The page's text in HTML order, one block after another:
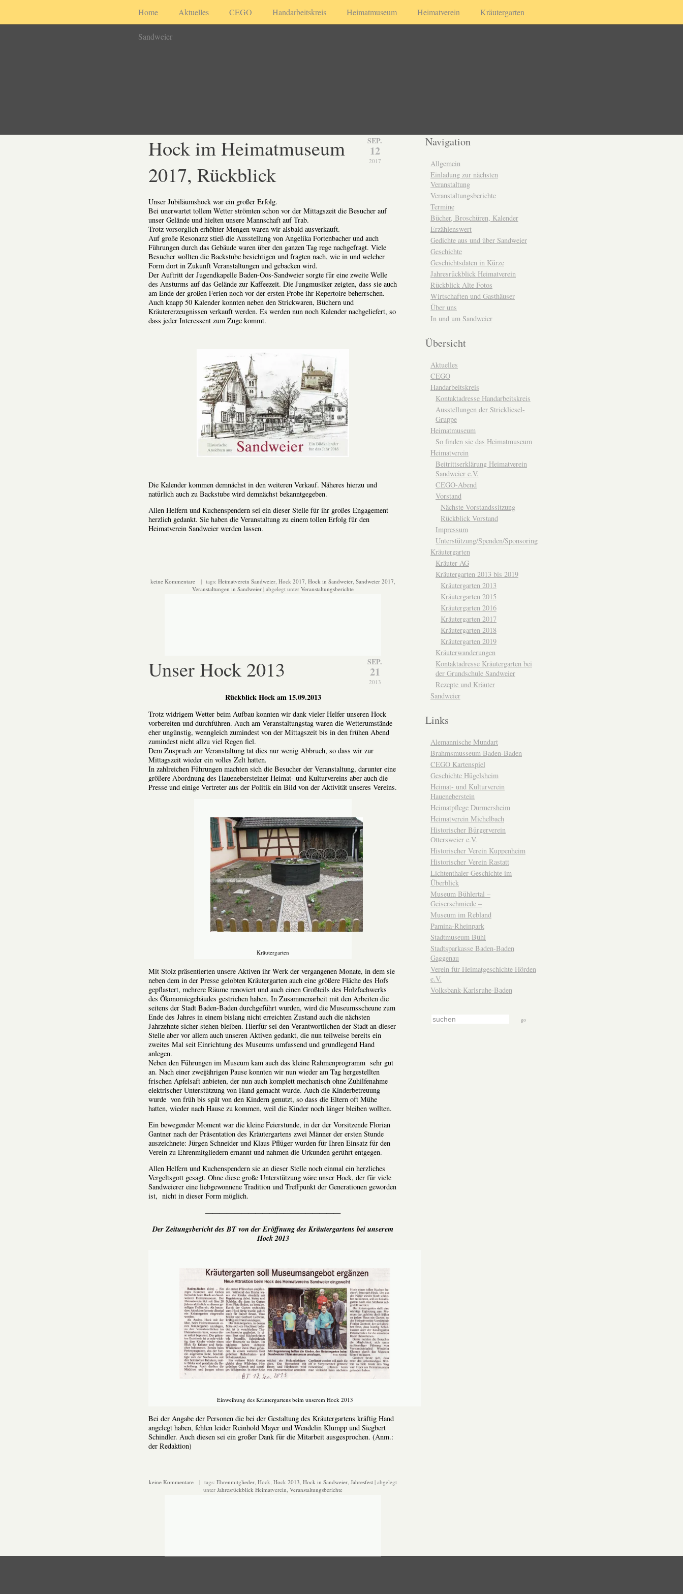
Home Aktuelles CEGO Handarbeitskreis Heimatmuseum Heimatverein Kräutergarten
Sandweier
SEP.
12
2017
Hock im Heimatmuseum
2017, Rückblick
Unser Jubiläumshock war ein großer Erfolg.
Bei unerwartet tollem Wetter strömten schon vor der Mittagszeit die Besucher auf
unser Gelände und hielten unsere Mannschaft auf Trab.
Trotz vorsorglich erhöhter Mengen waren wir alsbald ausverkauft.
Auf große Resonanz stieß die Ausstellung von AngelikaFortenbacher und auch
Führungen durch das Gebäude waren über den ganzen Tag rege nachgefragt. Viele
Besucher wollten die Backstube besichtigen und fragten nach, wie in und welcher
Form dort in Zukunft Veranstaltungen und gebacken wird.
Der Auftritt der Jugendkapelle Baden-Oos-Sandweier sorgte für eine zweite Welle
des Ansturms auf das Gelände zur Kaffeezeit. Die Jungmusiker zeigten, dass sie auch
am Ende der großen Ferien noch vor der ersten Probe ihr Repertoire beherrschen.
Auch knapp 50 Kalender konnten neben den Strickwaren, Büchern und
Kräutererzeugnissen verkauft werden. Es werden nun noch Kalender nachgeliefert, so
dass jeder Interessent zum Zuge kommt.
Die Kalender kommen demnächst in den weiteren Verkauf. Näheres hierzu und
natürlich auch zu Backstube wird demnächst bekanntgegeben.
Allen Helfern und Kuchenspendern sei ein dieser Stelle für ihr großes Engagement
herzlich gedankt. Sie haben die Veranstaltung zu einem tollen Erfolg für den
Heimatverein Sandweier werden lassen.
keine Kommentare | tags: Heimatverein Sandweier, Hock 2017, Hock in Sandweier, Sandweier 2017,
Veranstaltungen in Sandweier | abgelegt unter Veranstaltungsberichte
SEP.
21
2013
Unser Hock 2013
Rückblick Hock am 15.09.2013
Trotz widrigem Wetter beim Aufbau konnten wir dank vieler Helfer unseren Hock
vorbereiten und durchführen. Auch am Veranstaltungstag waren die Wetterumstände
eher ungünstig, wenngleich zumindest von der Mittagszeit bis in den frühen Abend
zumindest nicht allzu viel Regen fiel.
Dem Zuspruch zur Veranstaltung tat dies nur wenig Abbruch, so dass wir zur
Mittagszeit wieder ein volles Zelt hatten.
In zahlreichen Führungen machten sich die Besucher der Veranstaltung, darunter eine
größere Abordnung des Hauenebersteiner Heimat- und Kulturvereins aber auch die
Presse und einige Vertreter aus der Politik ein Bild von der Aktivität unseres Vereins.
Kräutergarten
Mit Stolz präsentierten unsere Aktiven ihr Werk der vergangenen Monate, in dem sie
neben dem in der Presse gelobten Kräutergarten auch eine größere Fläche des Hofs
gepflastert, mehrere Räume renoviert und auch einen Großteils des Holzfachwerks
des Ökonomiegebäudes gestrichen haben. In Zusammenarbeit mit den Arbeiten die
seitens der Stadt Baden-Baden durchgeführt wurden, wird die Museumsscheune zum
Ende des Jahres in einem bislang nicht erreichten Zustand auch die nächsten
Jahrzehnte sicher stehen bleiben. Hierfür sei den Verantwortlichen der Stadt an dieser
Stelle aber vor allem auch unseren Aktiven gedankt, die nun teilweise bereits ein
zweites Mal seit Einrichtung des Museums umfassend und grundlegend Hand
anlegen.
Neben den Führungen im Museum kam auch das kleine Rahmenprogramm sehr gut
an. Nach einer zweijährigen Pause konnten wir nun wieder am Tag hergestellten
frischen Apfelsaft anbieten, der nun auch komplett mechanisch ohne Zuhilfenahme
elektrischer Unterstützung von Hand gemacht wurde. Auch die Kinderbetreuung
wurde von früh bis spät von den Kindern genutzt, so dass die Eltern oft Mühe
hatten, wieder nach Hause zu kommen, weil die Kinder noch länger bleiben wollten.
Ein bewegender Moment war die kleine Feierstunde, in der der Vorsitzende Florian
Gantner nach der Präsentation des Kräutergartens zwei Männer der ersten Stunde
auszeichnete: Jürgen Schneider und Klaus Pflüger wurden für Ihren Einsatz für den
Verein zu Ehrenmitgliedern ernannt und nahmen die Urkunden gerührt entgegen.
Allen Helfern und Kuchenspendern sie an dieser Stelle noch einmal ein herzliches
Vergeltsgott gesagt. Ohne diese große Unterstützung wäre unser Hock, der für viele
Sandweierer eine liebgewonnene Tradition und Treffpunkt der Generationen geworden
ist, nicht in dieser Form möglich.
———————————————————
Der Zeitungsbericht des BT von der Eröffnung des Kräutergartens bei unserem
Hock 2013
Einweihung des Kräutergartens beim unserem Hock 2013
Bei der Angabe der Personen die bei der Gestaltung des Kräutergartens kräftig Hand
angelegt haben, fehlen leider Reinhold Mayer und Wendelin Klumpp und Siegbert
Schindler. Auch diesen sei ein großer Dank für die Mitarbeit ausgesprochen. (Anm.:
der Redaktion)
keine Kommentare | tags: Ehrenmitglieder, Hock, Hock 2013, Hock in Sandweier, Jahresfest | abgelegt
unter Jahresrückblick Heimatverein, Veranstaltungsberichte
Navigation
Allgemein
Einladung zur nächsten
Veranstaltung
Veranstaltungsberichte
Termine
Bücher, Broschüren, Kalender
Erzählenswert
Gedichte aus und über Sandweier
Geschichte
Geschichtsdaten in Kürze
Jahresrückblick Heimatverein
Rückblick Alte Fotos
Wirtschaften und Gasthäuser
Über uns
In und um Sandweier
Übersicht
Aktuelles
CEGO
Handarbeitskreis
Kontaktadresse Handarbeitskreis
Ausstellungen der Strickliesel-
Gruppe
Heimatmuseum
So finden sie das Heimatmuseum
Heimatverein
Beitrittserklärung Heimatverein
Sandweier e.V.
CEGO-Abend
Vorstand
Nächste Vorstandssitzung
Rückblick Vorstand
Impressum
Unterstützung/Spenden/Sponsoring
Kräutergarten
Kräuter AG
Kräutergarten 2013 bis 2019
Kräutergarten 2013
Kräutergarten 2015
Kräutergarten 2016
Kräutergarten 2017
Kräutergarten 2018
Kräutergarten 2019
Kräuterwanderungen
Kontaktadresse Kräutergarten bei
der Grundschule Sandweier
Rezepte und Kräuter
Sandweier
Links
Alemannische Mundart
Brahmsmusseum Baden-Baden
CEGO Kartenspiel
Geschichte Hügelsheim
Heimat- und Kulturverein
Haueneberstein
Heimatpflege Durmersheim
Heimatverein Michelbach
Historischer Bürgerverein
Ottersweier e.V.
Historischer Verein Kuppenheim
Historischer Verein Rastatt
Lichtenthaler Geschichte im
Überblick
Museum Bühlertal –
Geiserschmiede –
Museum im Rebland
Pamina-Rheinpark
Stadtmuseum Bühl
Stadtsparkasse Baden-Baden
Gaggenau
Verein für Heimatgeschichte Hörden
e.V.
Volksbank-Karlsruhe-Baden